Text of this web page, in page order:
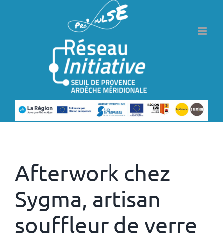
Précédent Suivant
Afterwork chez
Sygma, artisan
souffleur de verre